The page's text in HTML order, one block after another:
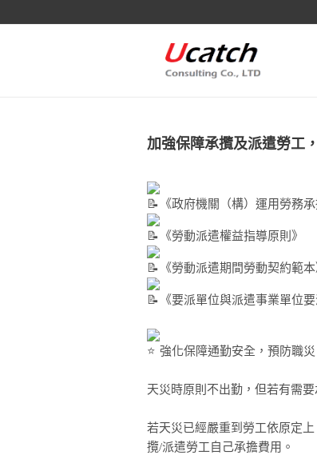
加強保障承攬及派遣勞工
《政府機關（構）運用勞務承
《勞動派遣權益指導原則》
《勞動派遣期間勞動契約範本
《要派單位與派遣事業單位
強化保障通勤安全，預防職災
天災時原則不出勤，但若有需
若天災已經嚴重到勞工依原定
攬/派遣勞工自己承擔費用。